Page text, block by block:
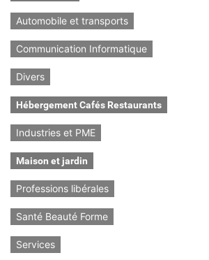
Automobile et transports
Communication Informatique
Divers
Hébergement Cafés Restaurants
Industries et PME
Maison et jardin
Professions libérales
Santé Beauté Forme
Services